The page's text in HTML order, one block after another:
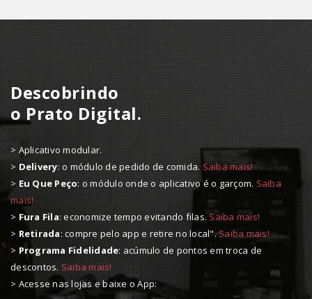
Descobrindo
o Prato Digital.
> Aplicativo modular.
> Delivery: o módulo de pedido de comida. Saiba mais!
> Eu Que Peço: o módulo onde o aplicativo é o garçom. Saiba
mais!
> Fura Fila: economize tempo evitando filas. Saiba mais!
> Retirada: compre pelo app e retire no local".Saiba mais!
> Programa Fidelidade: acúmulo de pontos em troca de
descontos. Saiba mais!
> Acesse nas lojas e baixe o App: